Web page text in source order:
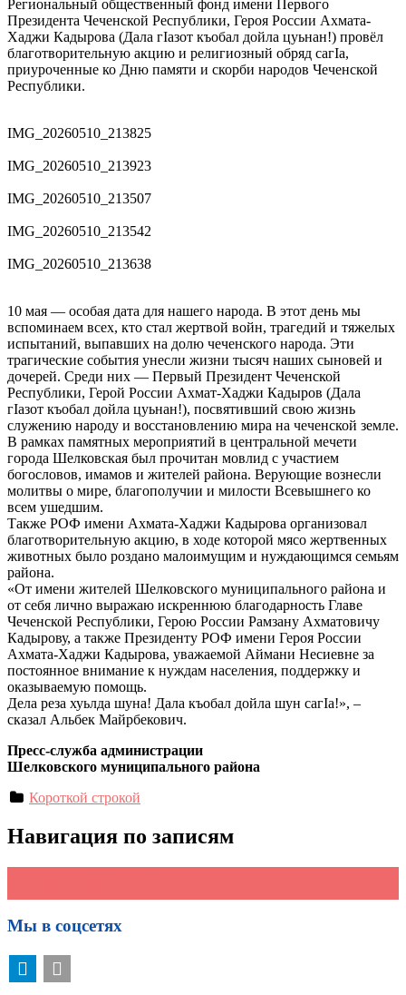
Региональный общественный фонд имени Первого
Президента Чеченской Республики, Героя России Ахмата-
Хаджи Кадырова (Дала гӀазот къобал дойла цуьнан!) провёл
благотворительную акцию и религиозный обряд сагӀа,
приуроченные ко Дню памяти и скорби народов Чеченской
Республики.
IMG_20260510_213825
IMG_20260510_213923
IMG_20260510_213507
IMG_20260510_213542
IMG_20260510_213638
10 мая — особая дата для нашего народа. В этот день мы
вспоминаем всех, кто стал жертвой войн, трагедий и тяжелых
испытаний, выпавших на долю чеченского народа. Эти
трагические события унесли жизни тысяч наших сыновей и
дочерей. Среди них — Первый Президент Чеченской
Республики, Герой России Ахмат-Хаджи Кадыров (Дала
гӀазот къобал дойла цуьнан!), посвятивший свою жизнь
служению народу и восстановлению мира на чеченской земле.
В рамках памятных мероприятий в центральной мечети
города Шелковская был прочитан мовлид с участием
богословов, имамов и жителей района. Верующие вознесли
молитвы о мире, благополучии и милости Всевышнего ко
всем ушедшим.
Также РОФ имени Ахмата-Хаджи Кадырова организовал
благотворительную акцию, в ходе которой мясо жертвенных
животных было роздано малоимущим и нуждающимся семьям
района.
«От имени жителей Шелковского муниципального района и
от себя лично выражаю искреннюю благодарность Главе
Чеченской Республики, Герою России Рамзану Ахматовичу
Кадырову, а также Президенту РОФ имени Героя России
Ахмата-Хаджи Кадырова, уважаемой Аймани Несиевне за
постоянное внимание к нуждам населения, поддержку и
оказываемую помощь.
Дела реза хуьлда шуна! Дала къобал дойла шун сагӀа!», –
сказал Альбек Майрбекович.
Пресс-служба администрации
Шелковского муниципального района
Короткой строкой
Навигация по записям
Мы в соцсетях